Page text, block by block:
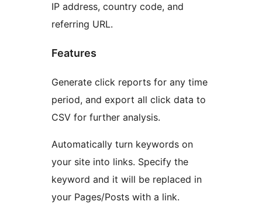
IP address, country code, and
referring URL.
Features
Generate click reports for any time
period, and export all click data to
CSV for further analysis.
Automatically turn keywords on
your site into links. Specify the
keyword and it will be replaced in
your Pages/Posts with a link.